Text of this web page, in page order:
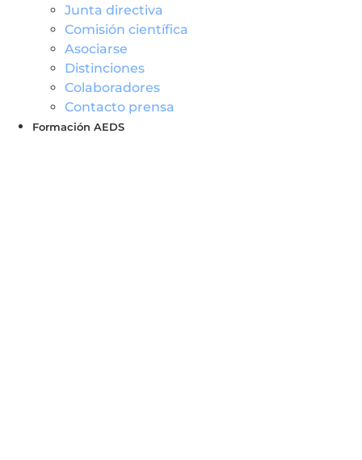
Junta directiva
Comisión científica
Asociarse
Distinciones
Colaboradores
Contacto prensa
Formación AEDS